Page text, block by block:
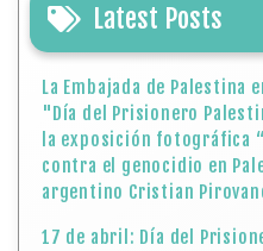
Latest Posts
La Embajada de Palestina
"Día del Prisionero
la exposición fotográfica
contra el genocidio en
argentino Cristian
17 de abril: Día del